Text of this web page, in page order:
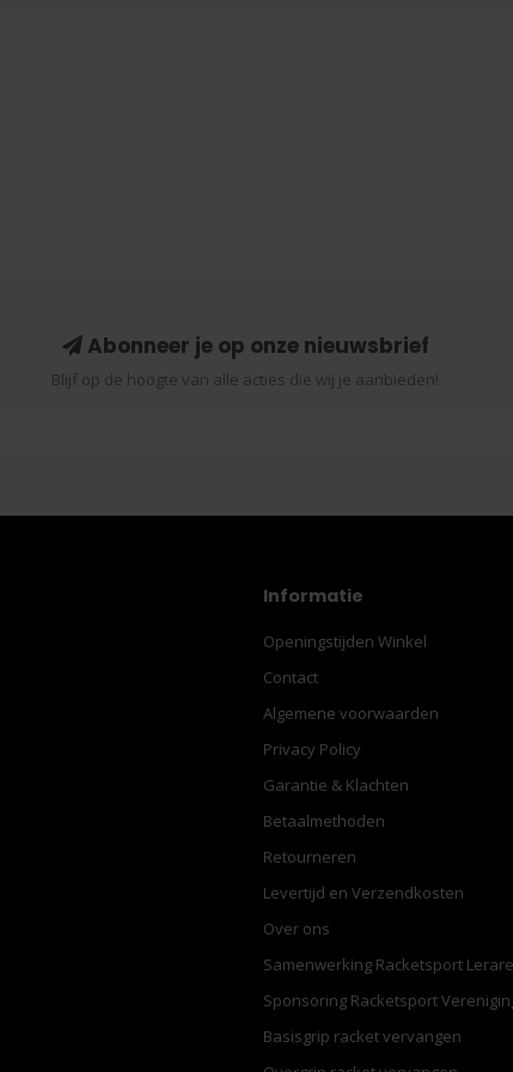
Abonneer je op onze nieuwsbrief
Blijf op de hoogte van alle acties die wij je aanbieden!
Informatie
Openingstijden Winkel
Contact
Algemene voorwaarden
Privacy Policy
Garantie & Klachten
Betaalmethoden
Retourneren
Levertijd en Verzendkosten
Over ons
Samenwerking Racketsport
Sponsoring Racketsport
Basisgrip racket vervangen